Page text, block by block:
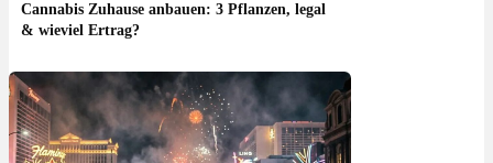
Cannabis Zuhause anbauen: 3 Pflanzen, legal
& wieviel Ertrag?